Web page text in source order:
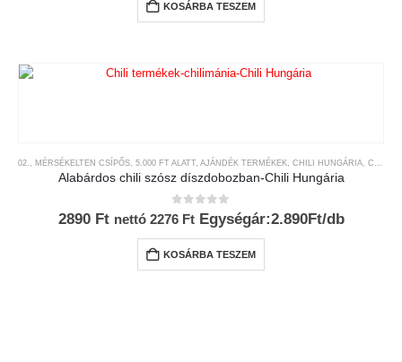
KOSÁRBA TESZEM
02., MÉRSÉKELTEN CSÍPŐS, 5.000 FT ALATT, AJÁNDÉK TERMÉKEK, CHILI HUNGÁRIA, CHILI TERMÉKEK
Alabárdos chili szósz díszdobozban-Chili Hungária
0 az 5-ből
2890 Ft nettó 2276 Ft Egységár:2.890Ft/db
KOSÁRBA TESZEM